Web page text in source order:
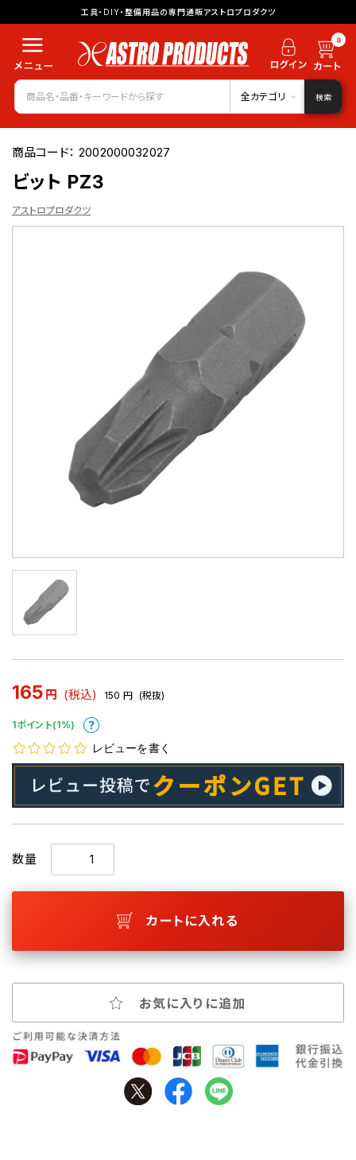
工具・DIY・整備用品の専門通販アストロプロダクツ
0
全カテゴリ 検索
商品コード：2002000032027
ビット PZ3
アストロプロダクツ
165 円 (税込) 150 円 (税抜)
1ポイント(1%)
レビューを書く
数量
カートに入れる
お気に入りに追加